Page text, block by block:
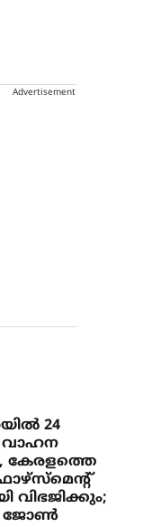
Advertisement
24
വാഹന
കേരളത്തെ
വിഭജിക്കും;
ജോണ്‍